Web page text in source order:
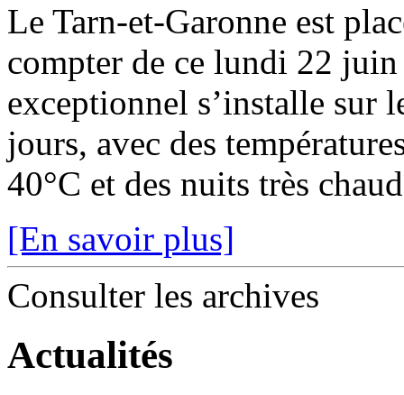
Le Tarn-et-Garonne est
compter de ce lundi 22
exceptionnel s’installe sur
jours, avec des
40°C et des nuits très
[En savoir plus]
Consulter les archives
Actualités